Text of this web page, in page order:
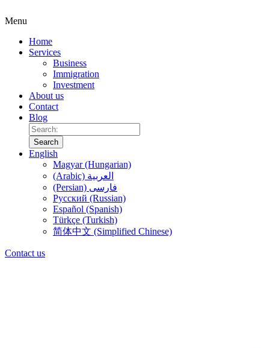
Menu
Home
Services
Business
Immigration
Investment
About us
Contact
Blog
Search
English
Magyar (Hungarian)
(Arabic) العربية
(Persian) فارسی
Русский (Russian)
Español (Spanish)
Türkçe (Turkish)
简体中文 (Simplified Chinese)
Contact us